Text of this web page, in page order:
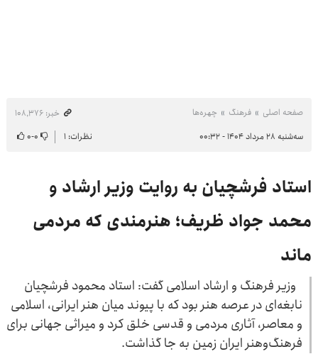
صفحه اصلی فرهنگ چهره‌ها
خبر: ۱۰۸٬۳۷۶
سه‌شنبه ۲۸ مرداد ۱۴۰۴ - ۰۰:۳۲
نظرات: ۱ ۰-۰
استاد فرشچیان به روایت وزیر ارشاد و
محمد جواد ظریف؛ هنرمندی که مردمی
ماند
وزیر فرهنگ و ارشاد اسلامی گفت: استاد محمود فرشچیان
نابغه‌ای در عرصه هنر بود که با پیوند میان هنر ایرانی، اسلامی
و معاصر، آثاری مردمی و قدسی خلق کرد و میراثی جهانی برای
فرهنگ‌وهنر ایران زمین به جا گذاشت.